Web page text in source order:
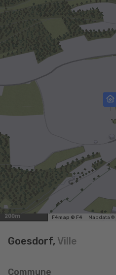
200m F4map © F4 Map data ©
Goesdorf, Ville
Commune